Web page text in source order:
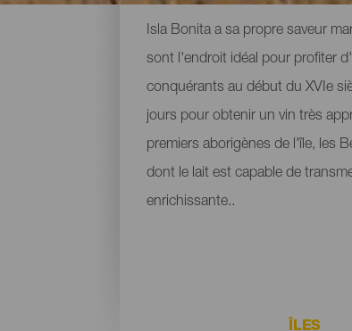
Isla Bonita a sa propre saveur
sont l'endroit idéal pour profiter
conquérants au début du XVIe
jours pour obtenir un vin très
premiers aborigènes de l'île, les
dont le lait est capable de
enrichissante..
ÎLES